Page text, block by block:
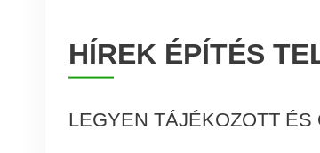
HÍREK ÉPÍTÉS
LEGYEN TÁJÉKOZOTT